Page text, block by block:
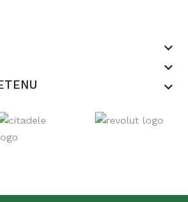
keyboard_arrow_down
keyboard_arrow_down
keyboard_arrow_down